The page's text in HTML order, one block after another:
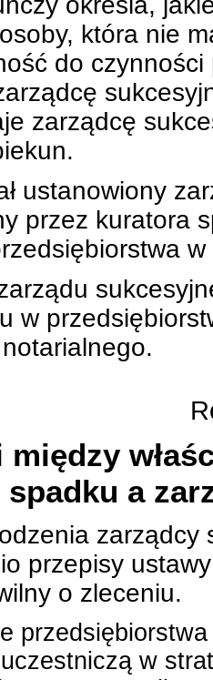
która nie
do
zarządcę
ustanowiony
przez kuratora
w
między
spadku a
zarządcy
przepisy
o zleceniu.
w